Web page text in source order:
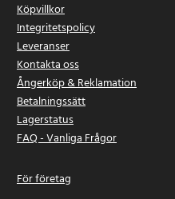
Köpvillkor
Integritetspolicy
Leveranser
Kontakta oss
Ångerköp & Reklamation
Betalningssätt
Lagerstatus
FAQ - Vanliga Frågor
För företag